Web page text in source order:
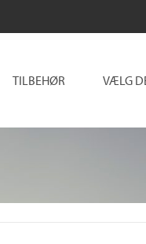
TILBEHØR VÆLG